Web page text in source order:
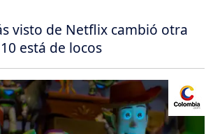
visto de Netflix cambió otra
está de locos